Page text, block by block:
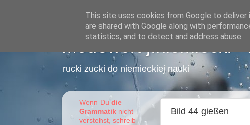
Modewort j.niemiecki
rucki zucki do niemieckiej nauki
Bild 44 gießen
Wenn Dudie
Grammatik nicht
verstehst, schreib
This site uses cookies from Google to
are shared with Google along with
statistics, and to detect and address abuse.